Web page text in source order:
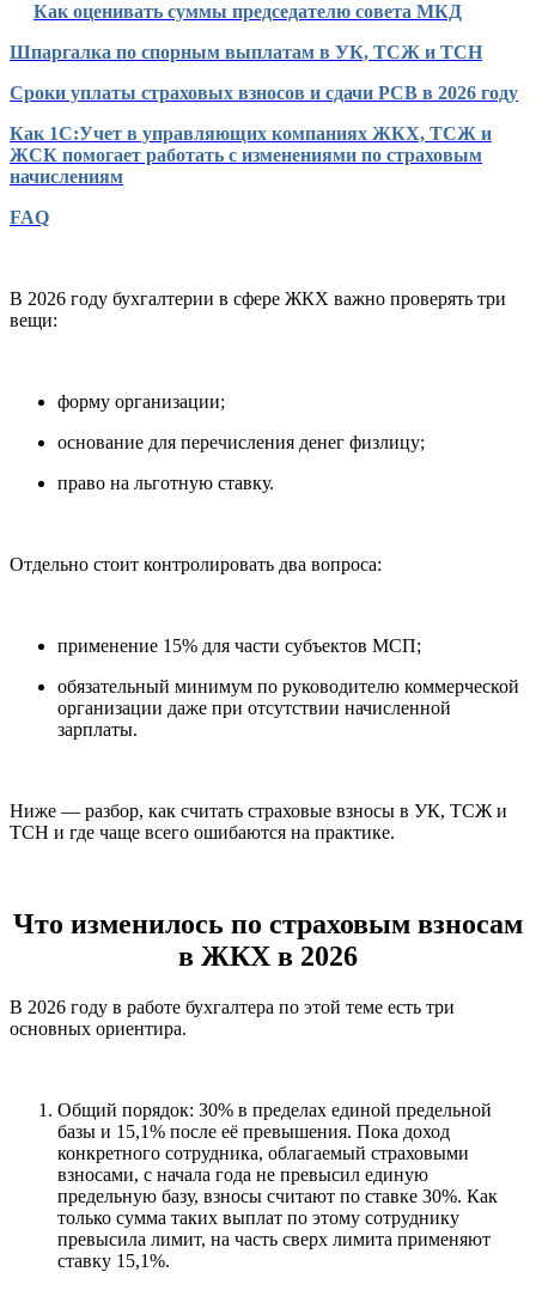
Как оценивать суммы председателю совета МКД
Шпаргалка по спорным выплатам в УК, ТСЖ и ТСН
Сроки уплаты страховых взносов и сдачи РСВ в 2026 году
Как 1С:Учет в управляющих компаниях ЖКХ, ТСЖ и
ЖСК помогает работать с изменениями по страховым
начислениям
FAQ
В 2026 году бухгалтерии в сфере ЖКХ важно проверять три
вещи:
форму организации;
основание для перечисления денег физлицу;
право на льготную ставку.
Отдельно стоит контролировать два вопроса:
применение 15% для части субъектов МСП;
обязательный минимум по руководителю коммерческой
организации даже при отсутствии начисленной
зарплаты.
Ниже — разбор, как считать страховые взносы в УК, ТСЖ и
ТСН и где чаще всего ошибаются на практике.
Что изменилось по страховым взносам
в ЖКХ в 2026
В 2026 году в работе бухгалтера по этой теме есть три
основных ориентира.
Общий порядок: 30% в пределах единой предельной
базы и 15,1% после её превышения. Пока доход
конкретного сотрудника, облагаемый страховыми
взносами, с начала года не превысил единую
предельную базу, взносы считают по ставке 30%. Как
только сумма таких выплат по этому сотруднику
превысила лимит, на часть сверх лимита применяют
ставку 15,1%.